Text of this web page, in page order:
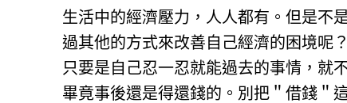
生活中的經濟壓力，人人都有。但是不
過其他的方式來改善自己經濟的困境呢？
只要是自己忍一忍就能過去的事情，就
畢竟事後還是得還錢的。別把＂借錢＂